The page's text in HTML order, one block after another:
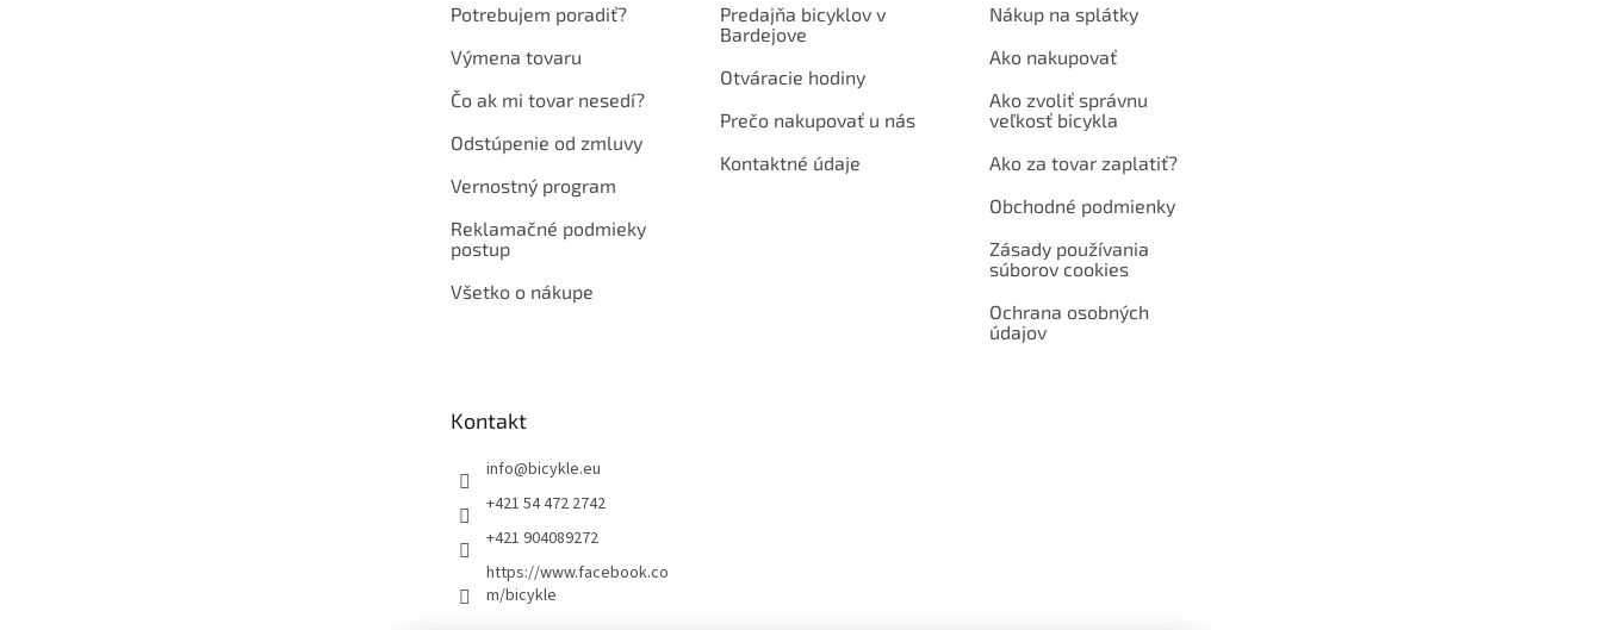
Potrebujem poradiť?
Výmena tovaru
Čo ak mi tovar nesedí?
Odstúpenie od zmluvy
Vernostný program
Reklamačné podmieky
postup
Všetko o nákupe
Predajňa bicyklov v
Bardejove
Otváracie hodiny
Prečo nakupovať u nás
Kontaktné údaje
Nákup na splátky
Ako nakupovať
Ako zvoliť správnu
veľkosť bicykla
Ako za tovar zaplatiť?
Obchodné podmienky
Zásady používania
súborov cookies
Ochrana osobných
údajov
Kontakt
info@bicykle.eu
+421 54 472 2742
+421 904089272
https://www.facebook.co
m/bicykle